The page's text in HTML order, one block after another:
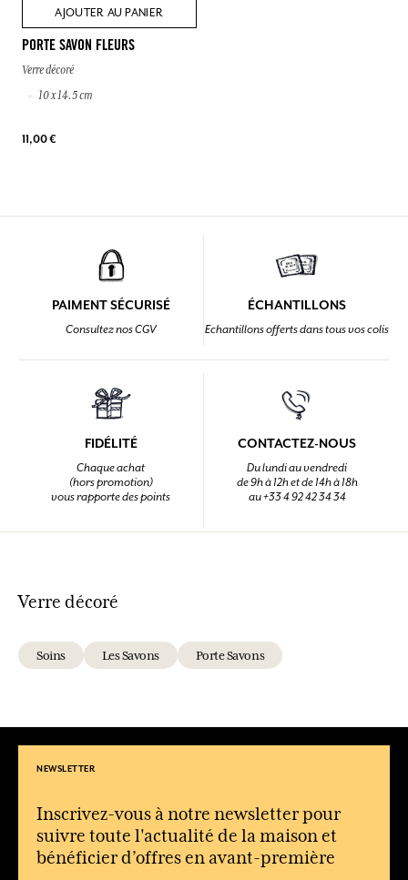
AJOUTER AU PANIER
PORTE SAVON FLEURS
Verre décoré
10 x 14.5 cm
11,00 €
PAIMENT SÉCURISÉ
Consultez nos CGV
ÉCHANTILLONS
Echantillons offerts dans tous vos colis
FIDÉLITÉ
Chaque achat
(hors promotion)
vous rapporte des points
CONTACTEZ-NOUS
Du lundi au vendredi
de 9h à 12h et de 14h à 18h
au +33 4 92 42 34 34
Verre décoré
Soins Les Savons Porte Savons
NEWSLETTER
Inscrivez-vous à notre newsletter pour
suivre toute l'actualité de la maison et
bénéficier d’offres en avant-première